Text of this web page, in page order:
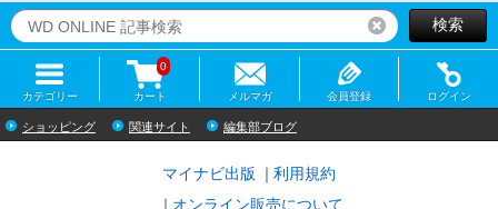
リセット検索
カテゴリー カート
0
メルマガ 会員登録 ログイン
ショッピング 関連サイト 編集部ブログ
マイナビ出版
利用規約
オンライン販売について